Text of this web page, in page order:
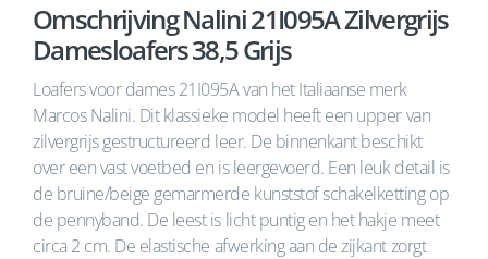
Omschrijving Nalini 21I095A Zilvergrijs
Damesloafers 38,5 Grijs
Loafers voor dames 21I095A van het Italiaanse merk
Marcos Nalini. Dit klassieke model heeft een upper van
zilvergrijs gestructureerd leer. De binnenkant beschikt
over een vast voetbed en is leergevoerd. Een leuk detail is
de bruine/beige gemarmerde kunststof schakelketting op
de pennyband. De leest is licht puntig en het hakje meet
circa 2 cm. De elastische afwerking aan de zijkant zorgt